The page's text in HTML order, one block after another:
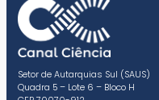
Setor de Autarquias Sul (SAUS)
Quadra 5 – Lote 6 – Bloco H